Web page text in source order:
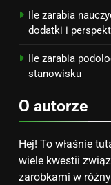
Ile zarabia
dodatki i
Ile zarabia
stanowisku
O autorze
Hej! To właśnie
wiele kwestii
zarobkami w